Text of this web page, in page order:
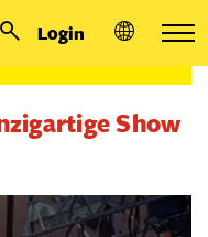
Login
Show